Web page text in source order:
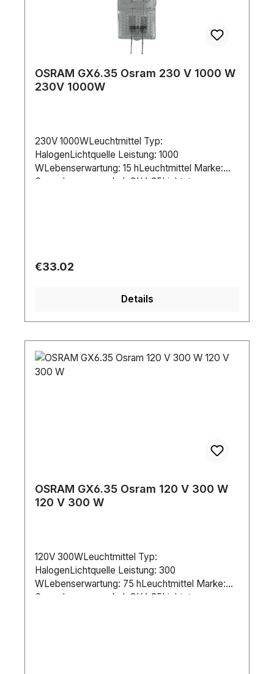
OSRAM GX6.35 Osram 230 V 1000 W
230V 1000W
230V 1000WLeuchtmittel Typ:
HalogenLichtquelle Leistung: 1000
WLebenserwartung: 15 hLeuchtmittel Marke:
OsramLampensockel: GX6.35Lichtstrom
Regular price:
€33.02
Details
OSRAM GX6.35 Osram 120 V 300 W
120 V 300 W
120V 300WLeuchtmittel Typ:
HalogenLichtquelle Leistung: 300
WLebenserwartung: 75 hLeuchtmittel Marke:
OsramLampensockel: GX6.35Lichtstrom